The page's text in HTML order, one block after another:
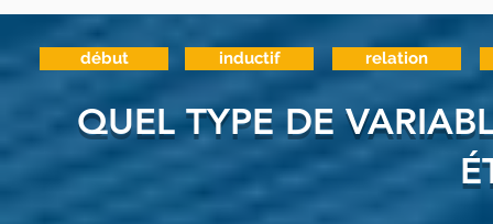
début inductif relation
QUEL TYPE DE